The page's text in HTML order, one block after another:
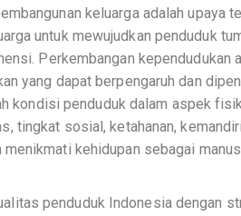
keluarga adalah upaya
untuk mewujudkan penduduk
Perkembangan kependudukan
yang dapat berpengaruh dan
kondisi penduduk dalam aspek
tingkat sosial, ketahanan,
kehidupan sebagai
penduduk Indonesia dengan